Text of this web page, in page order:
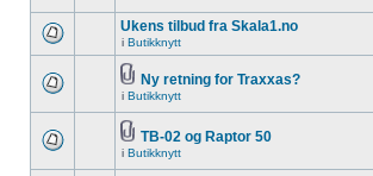
Ukens tilbud fra Skala1.no
i Butikknytt
Ny retning for Traxxas?
i Butikknytt
TB-02 og Raptor 50
i Butikknytt